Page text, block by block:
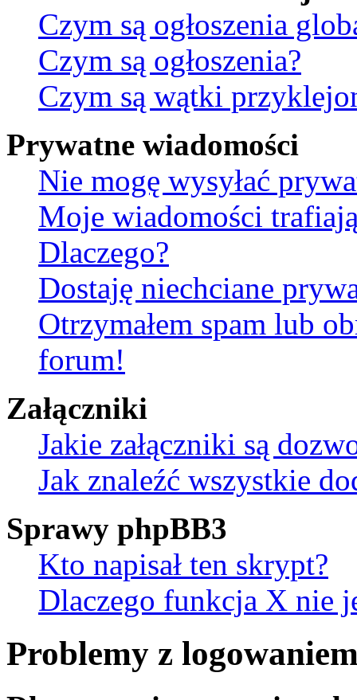
Czym są ogłoszenia
Czym są ogłoszenia?
Czym są wątki
Prywatne wiadomości
Nie mogę wysyłać
Moje wiadomości
Dlaczego?
Dostaję niechciane
Otrzymałem spam lub
forum!
Załączniki
Jakie załączniki są
Jak znaleźć wszystkie
Sprawy phpBB3
Kto napisał ten skrypt?
Dlaczego funkcja X nie
Problemy z